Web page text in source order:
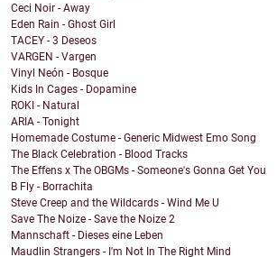
Ceci Noir - Away
Eden Rain - Ghost Girl
TACEY - 3 Deseos
VARGEN - Vargen
Vinyl Neón - Bosque
Kids In Cages - Dopamine
ROKI - Natural
ARIA - Tonight
Homemade Costume - Generic Midwest Emo Song
The Black Celebration - Blood Tracks
The Effens x The OBGMs - Someone's Gonna Get You
B Fly - Borrachita
Steve Creep and the Wildcards - Wind Me U
Save The Noize - Save the Noize 2
Mannschaft - Dieses eine Leben
Maudlin Strangers - I'm Not In The Right Mind